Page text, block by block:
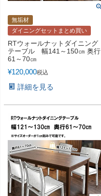
無垢材
ダイニングセットまとめ買い
RTウォールナットダイニング
テーブル 幅141～150㎝ 奥行
61～70㎝
¥120,000税込
詳細を見る